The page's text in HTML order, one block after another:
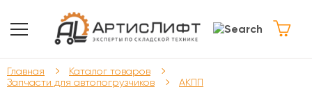
Главная
Каталог товаров
Запчасти для автопогрузчиков
АКПП